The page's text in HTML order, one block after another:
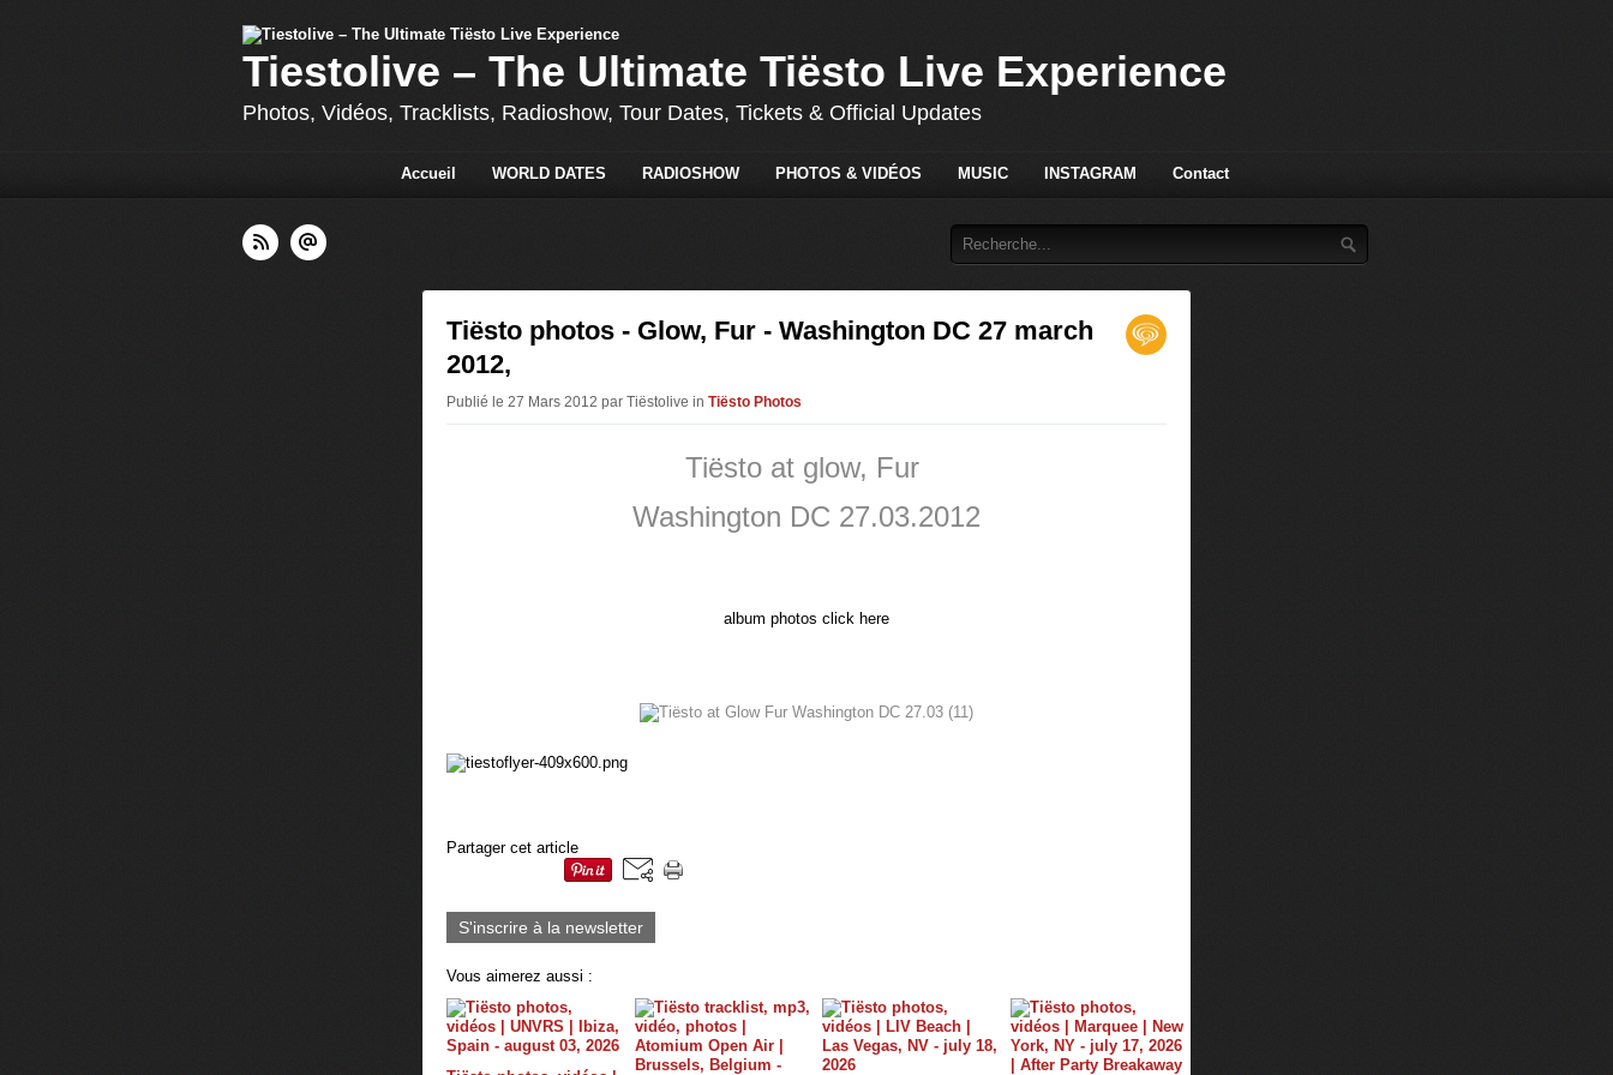
Tiestolive – The Ultimate Tiësto Live Experience
Photos, Vidéos, Tracklists, Radioshow, Tour Dates, Tickets & Official Updates
Accueil WORLD DATES RADIOSHOW PHOTOS & VIDÉOS MUSIC INSTAGRAM Contact
Tiësto photos - Glow, Fur - Washington DC 27 march
2012,
Publié le 27 Mars 2012 par Tiëstolive in Tiësto Photos
Tiësto at glow, Fur
Washington DC 27.03.2012
album photos click here
Partager cet article
S'inscrire à la newsletter
Vous aimerez aussi :